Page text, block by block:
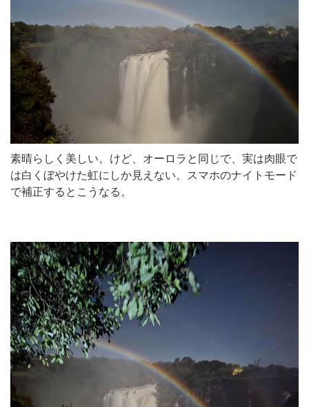
素晴らしく美しい。けど、オーロラと同じで、実は肉眼で
は白くぼやけた虹にしか見えない。スマホのナイトモード
で補正するとこうなる。